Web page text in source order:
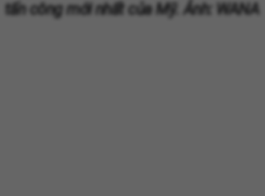
tấn công mới nhất của Mỹ. Ảnh: WANA